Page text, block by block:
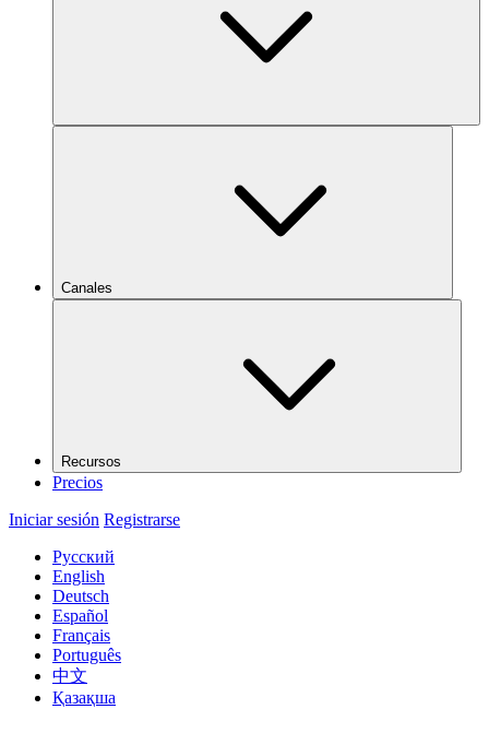
Canales
Recursos
Precios
Iniciar sesión Registrarse
Русский
English
Deutsch
Español
Français
Português
中文
Қазақша